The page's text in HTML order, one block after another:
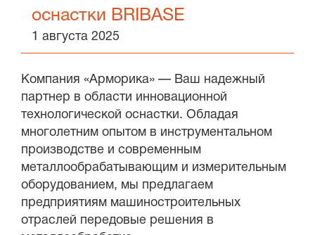
оснастки BRIBASE
1 августа 2025
Компания «Арморика» — Ваш надежный
партнер в области инновационной
технологической оснастки. Обладая
многолетним опытом в инструментальном
производстве и современным
металлообрабатывающим и измерительным
оборудованием, мы предлагаем
предприятиям машиностроительных
отраслей передовые решения в